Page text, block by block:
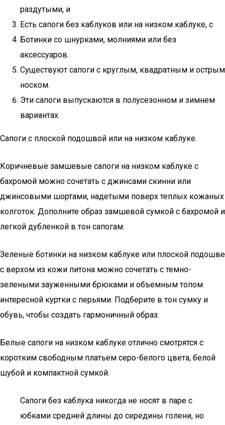
раздутыми, и
Есть сапоги без каблуков или на низком каблуке, с
Ботинки со шнурками, молниями или без
аксессуаров.
Существуют сапоги с круглым, квадратным и острым
носком.
Эти сапоги выпускаются в полусезонном и зимнем
вариантах.
Сапоги с плоской подошвой или на низком каблуке.
Коричневые замшевые сапоги на низком каблуке с
бахромой можно сочетать с джинсами скинни или
джинсовыми шортами, надетыми поверх теплых кожаных
колготок. Дополните образ замшевой сумкой с бахромой и
легкой дубленкой в тон сапогам.
Зеленые ботинки на низком каблуке или плоской подошве
с верхом из кожи питона можно сочетать с темно-
зелеными зауженными брюками и объемным топом
интересной куртки с перьями. Подберите в тон сумку и
обувь, чтобы создать гармоничный образ.
Белые сапоги на низком каблуке отлично смотрятся с
коротким свободным платьем серо-белого цвета, белой
шубой и компактной сумкой.
Сапоги без каблука никогда не носят в паре с
юбками средней длины до середины голени, но